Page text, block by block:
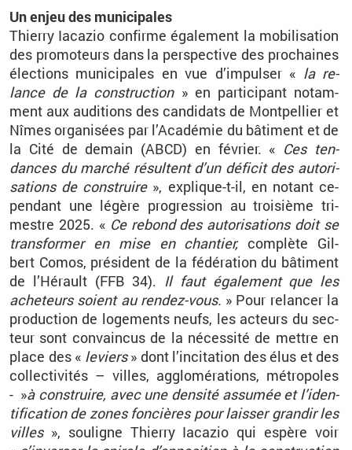
Un enjeu des mu­ni­ci­pales
Thierry Ia­ca­zio confirme éga­le­ment la mo­bi­li­sa­tion
des pro­mo­teurs dans la pers­pec­tive des pro­chaines
élec­tions mu­ni­ci­pales en vue d’im­pul­ser « la re­
lance de la construc­tion » en par­ti­ci­pant no­tam­
ment aux au­di­tions des can­di­dats de Mont­pel­lier et
Nîmes or­ga­ni­sées par l’Aca­dé­mie du bâ­ti­ment et de
la Cité de de­main (ABCD) en fé­vrier. « Ces ten­
dances du mar­ché ré­sultent d’un dé­fi­cit des au­to­ri­
sa­tions de construire », ex­plique-t-il, en no­tant ce­
pen­dant une lé­gère pro­gres­sion au troi­sième tri­
mestre 2025. « Ce re­bond des au­to­ri­sa­tions doit se
trans­for­mer en mise en chan­tier,com­plète Gil­
bert Comos, pré­sident de la fé­dé­ra­tion du bâ­ti­ment
de l’Hé­rault (FFB 34). Il faut éga­le­ment que les
ache­teurs soient au ren­dez-vous. » Pour re­lan­cer la
pro­duc­tion de lo­ge­ments neufs, les ac­teurs du sec­
teur sont convain­cus de la né­ces­sité de mettre en
place des « le­viers» dont l’in­ci­ta­tion des élus et des
col­lec­ti­vi­tés – villes, ag­glo­mé­ra­tions, mé­tro­poles
- »à construire, avec une den­sité as­su­mée et l’iden­
ti­fi­ca­tion de zones fon­cières pour lais­ser gran­dir les
villes», sou­ligne Thierry Ia­ca­zio qui es­père voir